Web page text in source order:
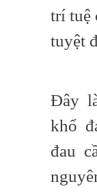
trí tuệ
tuyệt
Đây
khổ
đau